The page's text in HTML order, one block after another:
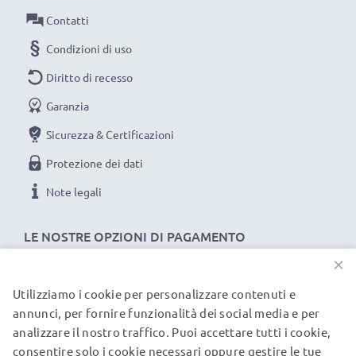
Materiale del Connettore: PVC
Collegamento 1: 8 Pin Camera Mini USB B
Collegamento 2: USB A
Velocità di trasferimento (max): 480 MBit/s - USB 2.0
Lunghezza Cavo: 1.5m
Colore: nero
Un cavo usb dati / ricarica dall'ottimo rapporto qualità-
subtel significa qualità certificata, per questo diamo 3
anni di garanzia
LE NOSTRE OPZIONI DI PAGAMENTO
Contatti
Condizioni di uso
Diritto di recesso
Garanzia
Sicurezza & Certificazioni
Protezione dei dati
Note legali
I NOSTRI PARTNER DI SPEDIZIONE
×
Utilizziamo i cookie per personalizzare contenuti e
annunci, per fornire funzionalità dei social media e per
analizzare il nostro traffico. Puoi accettare tutti i cookie,
consentire solo i cookie necessari oppure gestire le tue